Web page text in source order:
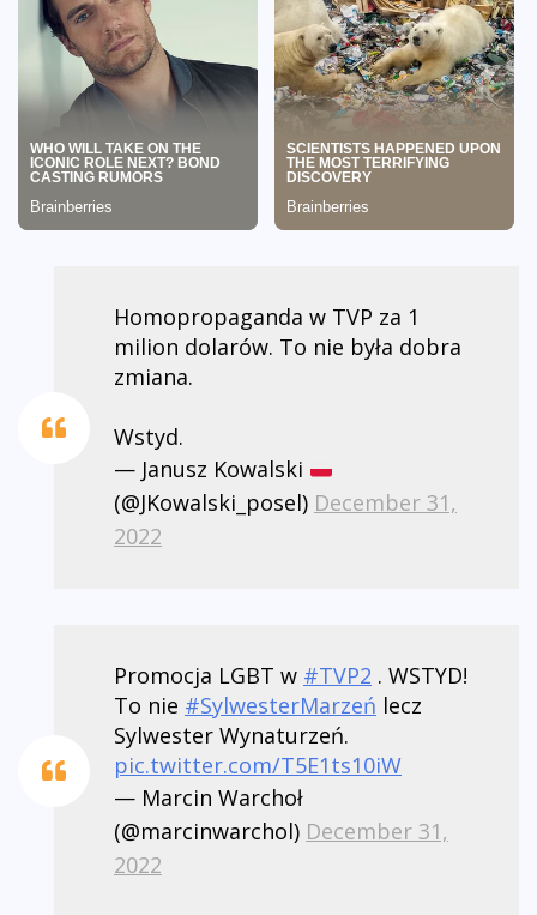
Homopropaganda w TVP za 1
milion dolarów. To nie była dobra
zmiana.
Wstyd.
— Janusz Kowalski
(@JKowalski_posel) December 31,
2022
Promocja LGBT w #TVP2 . WSTYD!
To nie #SylwesterMarzeń lecz
Sylwester Wynaturzeń.
pic.twitter.com/T5E1ts10iW
— Marcin Warchoł
(@marcinwarchol) December 31,
2022